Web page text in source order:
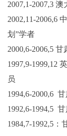
2007,1-2007,3
2002,11-2006,6
划”学者
2000,6-2006,5
1997,9-1999,12
员
1994,6-2000,6
1992,6-1994,5
1984,7-1992,5